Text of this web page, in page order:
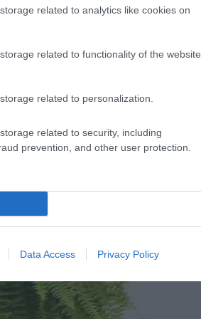
related to analytics like cookies on
related to functionality of the website
related to personalization.
related to security, including
prevention, and other user protection.
Data Access Privacy Policy